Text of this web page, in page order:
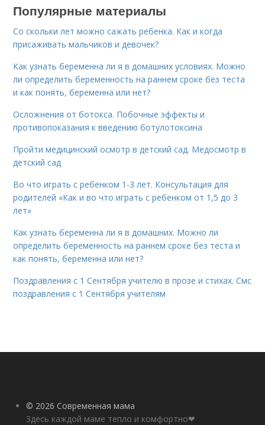
Популярные материалы
Со скольки лет можно сажать ребенка. Как и когда
присаживать мальчиков и девочек?
Как узнать беременна ли я в домашних условиях. Можно
ли определить беременность на раннем сроке без теста
и как понять, беременна или нет?
Осложнения от ботокса. Побочные эффекты и
противопоказания к введению ботулотоксина
Пройти медицинский осмотр в детский сад. Медосмотр в
детский сад
Во что играть с ребенком 1-3 лет. Консультация для
родителей «Как и во что играть с ребенком от 1,5 до 3
лет»
Как узнать беременна ли я в домашних. Можно ли
определить беременность на раннем сроке без теста и
как понять, беременна или нет?
Поздравления с 1 Сентября учителю в прозе и стихах. Смс
поздравления с 1 Сентября учителям
© 2026 Современная мама
Здесь каждой маме тепло и комфортно❤